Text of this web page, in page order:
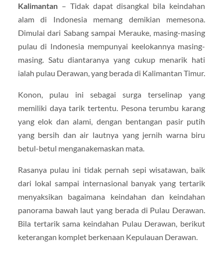
Kalimantan– Tidak dapat disangkal bila keindahan
alam di Indonesia memang demikian memesona.
Dimulai dari Sabang sampai Merauke, masing-masing
pulau di Indonesia mempunyai keelokannya masing-
masing. Satu diantaranya yang cukup menarik hati
ialah pulau Derawan, yang berada di Kalimantan Timur.
Konon, pulau ini sebagai surga terselinap yang
memiliki daya tarik tertentu. Pesona terumbu karang
yang elok dan alami, dengan bentangan pasir putih
yang bersih dan air lautnya yang jernih warna biru
betul-betul menganakemaskan mata.
Rasanya pulau ini tidak pernah sepi wisatawan, baik
dari lokal sampai internasional banyak yang tertarik
menyaksikan bagaimana keindahan dan keindahan
panorama bawah laut yang berada di Pulau Derawan.
Bila tertarik sama keindahan Pulau Derawan, berikut
keterangan komplet berkenaan Kepulauan Derawan.